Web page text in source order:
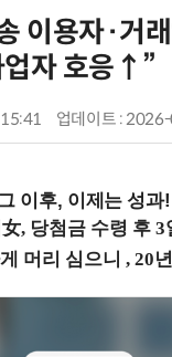
이용자·거
자 호응↑”
업데이트 :
이후, 이제는 성과!